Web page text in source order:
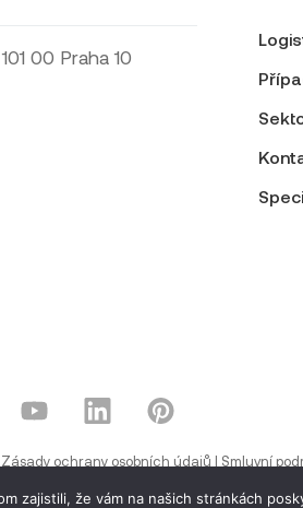
00 Praha 10
Zásady ochrany osobních údajů | Smluvní
zajistili, že vám na našich stránkách